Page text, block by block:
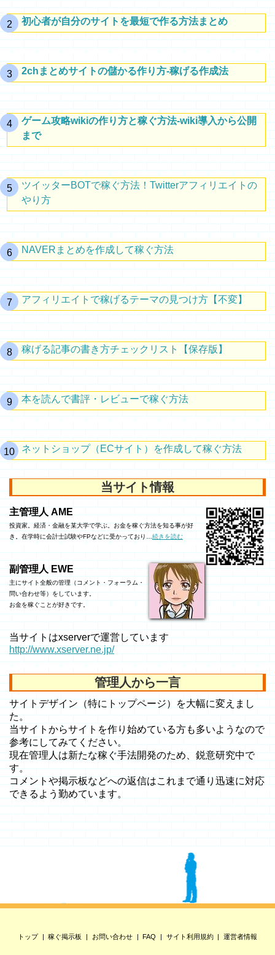
初心者が自分のサイトを最短で作る方法まとめ
2chまとめサイトの儲かる作り方-稼げる作成法
ゲーム攻略wikiの作り方と稼ぐ方法-wiki導入から公開
まで
ツイッターBOTで稼ぐ方法！Twitterアフィリエイトの
やり方
NAVERまとめを作成して稼ぐ方法
アフィリエイトで稼げるテーマの見つけ方【不変】
稼げる記事の書き方チェックリスト【保存版】
本を読んで書評・レビューで稼ぐ方法
ネットショップ（ECサイト）を作成して稼ぐ方法
当サイト情報
主管理人 AME
投資家。経済・金融を某大学で学ぶ。お金を稼ぐ方法を知る事が好
き。在学時に会計士試験やFPなどに受かっており…続きを読む
副管理人 EWE
主にサイト全般の管理（コメント・フォーラム・
問い合わせ等）をしています。
お金を稼ぐことが好きです。
当サイトはxserverで運営しています
http://www.xserver.ne.jp/
管理人から一言
サイトデザイン（特にトップページ）を大幅に変えまし
た。
当サイトからサイトを作り始めている方も多いようなので
参考にしてみてください。
現在管理人は新たな稼ぐ手法開発のため、鋭意研究中で
す。
コメントや掲示板などへの返信はこれまで通り迅速に対応
できるよう勤めています。
トップ 稼ぐ掲示板 お問い合わせ FAQ サイト利用規約 運営者情報